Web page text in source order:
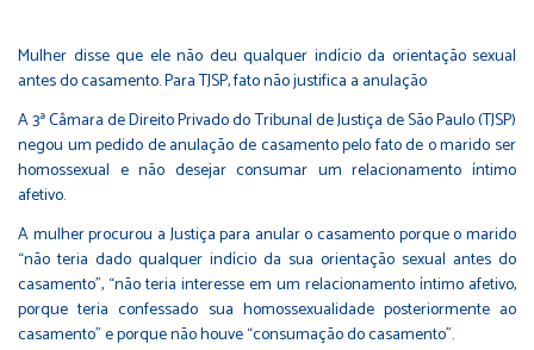
Mulher disse que ele não deu qualquer indício da orientação sexual
antes do casamento. Para TJSP, fato não justifica a anulação
A 3ª Câmara de Direito Privado do Tribunal de Justiça de São Paulo (TJSP)
negou um pedido de anulação de casamento pelo fato de o marido ser
homossexual e não desejar consumar um relacionamento íntimo
afetivo.
A mulher procurou a Justiça para anular o casamento porque o marido
“não teria dado qualquer indício da sua orientação sexual antes do
casamento”, “não teria interesse em um relacionamento íntimo afetivo,
porque teria confessado sua homossexualidade posteriormente ao
casamento” e porque não houve “consumação do casamento”.